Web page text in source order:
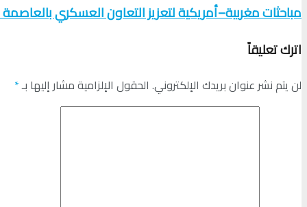
مباحثات مغربية–أمريكية لتعزيز التعاون العسكري
اترك تعليقاً
لن يتم نشر عنوان بريدك الإلكتروني. الحقول الإلزامية مشار إليها بـ*